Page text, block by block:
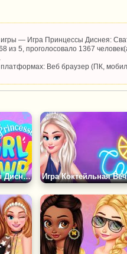
— Игра Принцессы Диснея:
из 5, проголосовало 1367
Веб браузер (ПК,
Игра Принцессы Диснея: Girl Power